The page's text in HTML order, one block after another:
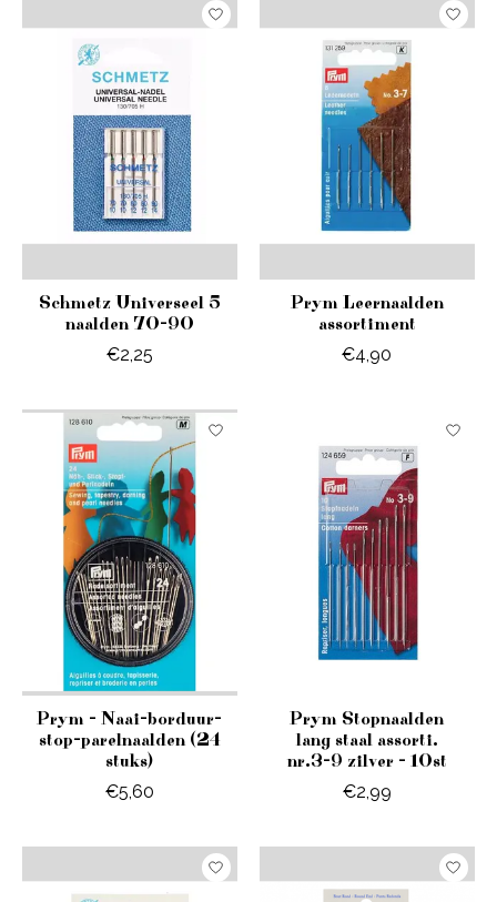
Schmetz Universeel 5
naalden 70-90
€2,25
Prym Leernaalden
assortiment
€4,90
Prym - Naai-borduur-
stop-parelnaalden (24
stuks)
€5,60
Prym Stopnaalden
lang staal assorti.
nr.3-9 zilver - 10st
€2,99